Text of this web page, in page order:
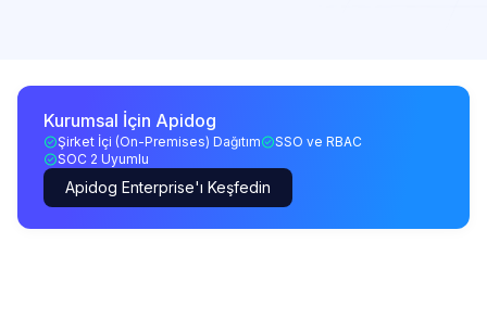
Kurumsal İçin Apidog
Şirket İçi (On-Premises) Dağıtım
SSO ve RBAC
SOC 2 Uyumlu
Apidog Enterprise'ı Keşfedin